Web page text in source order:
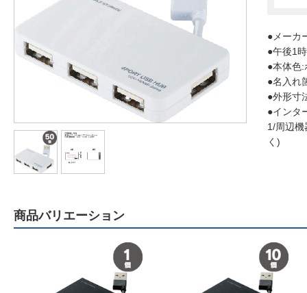
●メーカ
●午後1
●本体色:
●名入れ
●外形寸
●インタ
1/周辺
く)
商品バリエーション